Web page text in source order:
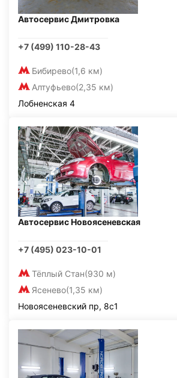
Автосервис Дмитровка
+7 (499) 110-28-43
Бибирево(1,6 км)
Алтуфьево(2,35 км)
Лобненская 4
Автосервис Новоясеневская
+7 (495) 023-10-01
Тёплый Стан(930 м)
Ясенево(1,35 км)
Новоясеневский пр, 8с1